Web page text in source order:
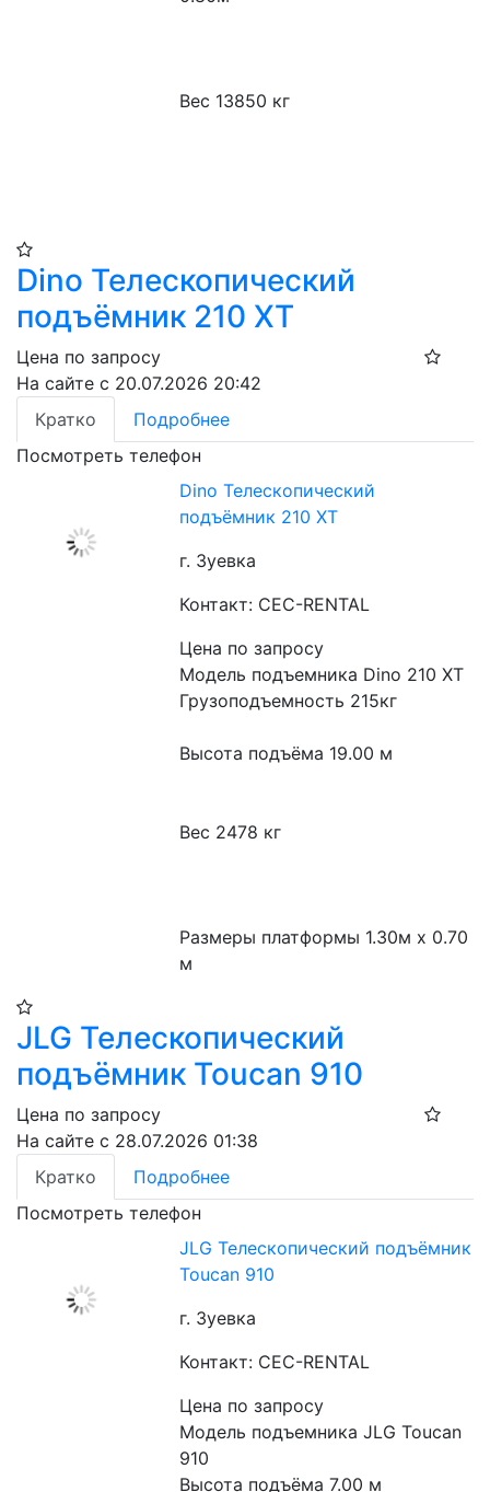
Вес 13850 кг
Dino Телескопический
подъёмник 210 XT​
Цена по запросу
На сайте с 20.07.2026 20:42
Кратко
Подробнее
Посмотреть телефон
Dino Телескопический
подъёмник 210 XT​
г. Зуевка
Контакт: CEC-RENTAL
Цена по запросу
Модель подъемника Dino 210 XT
Грузоподъемность 215кг
Высота подъёма 19.00 м
Вес 2478 кг
Размеры платформы 1.30м x 0.70
м
JLG Телескопический
подъёмник Toucan 910​
Цена по запросу
На сайте с 28.07.2026 01:38
Кратко
Подробнее
Посмотреть телефон
JLG Телескопический подъёмник
Toucan 910​
г. Зуевка
Контакт: CEC-RENTAL
Цена по запросу
Модель подъемника JLG Toucan
910
Высота подъёма 7.00 м